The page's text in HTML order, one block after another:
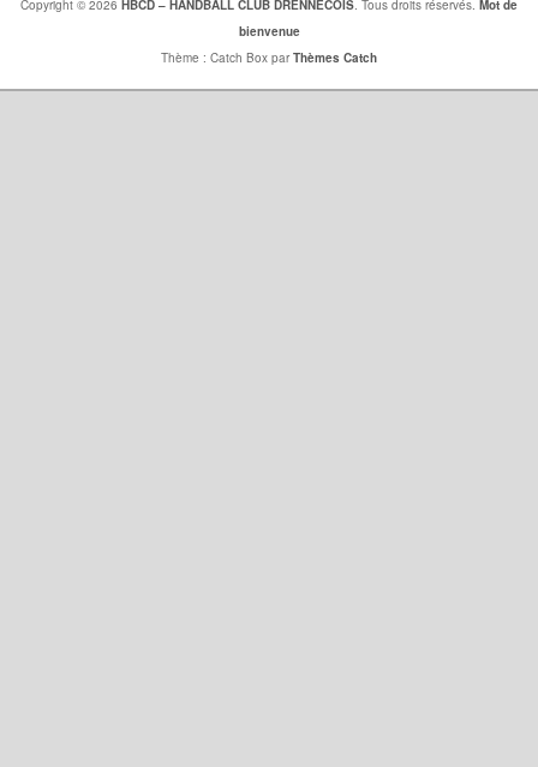
Copyright © 2026 HBCD – HANDBALL CLUB DRENNÉCOİS. Tous droits réservés. Mot de
bienvenue
Thème : Catch Box parThèmes Catch